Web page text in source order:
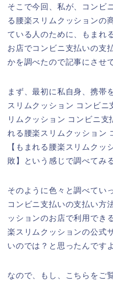
そこで今回、私が、コンビ
る腰楽スリムクッションの
ている人のために、もまれ
お店でコンビニ支払いの支
かを調べたので記事にさせ
まず、最初に私自身、携帯
スリムクッション コンビニ
リムクッション コンビニ
れる腰楽スリムクッション
【もまれる腰楽スリムク
敗】という感じで調べてみ
そのように色々と調べてい
コンビニ支払いの支払い方
ッションのお店で利用でき
楽スリムクッションの公式
いのでは？と思ったんです
なので、もし、こちらをご